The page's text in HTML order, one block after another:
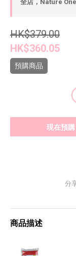
全店，Nature
HK$379.00
HK$360.05
預購商品
現在預購
分
商品描述